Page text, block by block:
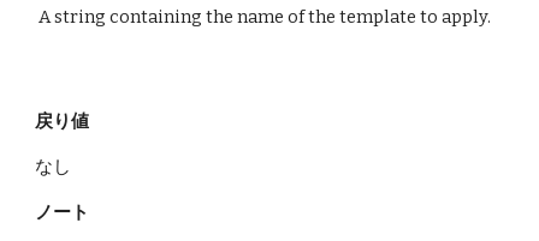
A string containing the name of the template to apply.
戻り値
なし
ノート